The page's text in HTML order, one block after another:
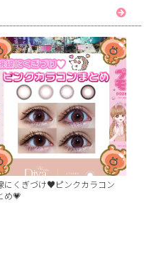
にくぎづけ♥ピンクカラコン
め💗